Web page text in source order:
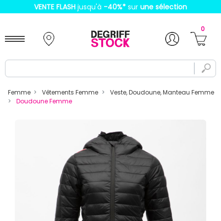
VENTE FLASH jusqu'à -40%* sur une sélection
0
Femme Vêtements Femme
Veste, Doudoune, Manteau Femme
Doudoune Femme